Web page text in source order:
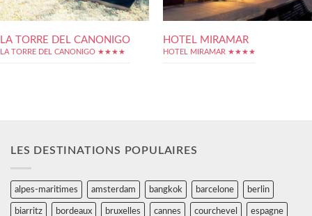
LA TORRE DEL CANONIGO
LA TORRE DEL CANONIGO ★★★★
HOTEL MIRAMAR
HOTEL MIRAMAR ★★★★
LES DESTINATIONS POPULAIRES
alpes-maritimes amsterdam bangkok barcelone berlin
biarritz bordeaux bruxelles cannes courchevel espagne